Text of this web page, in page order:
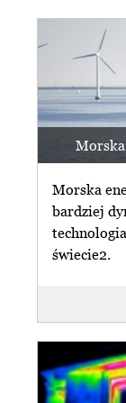
Morska
bardziej
świecie2.